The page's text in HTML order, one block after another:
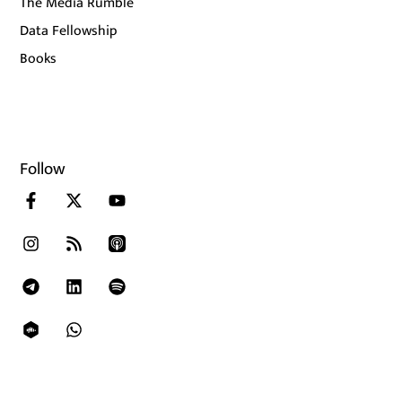
Data Fellowship
Books
Follow